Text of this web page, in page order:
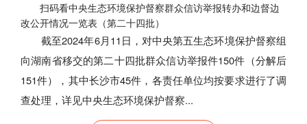
扫码看中央生态环境保护督察群众信访举报转办和边督边
改公开情况一览表（第二十四批）
截至2024年6月11日，对中央第五生态环境保护督察组
向湖南省移交的第二十四批群众信访举报件150件（分解后
151件），其中长沙市45件，各责任单位均按要求进行了调
查处理，详见中央生态环境保护督察...